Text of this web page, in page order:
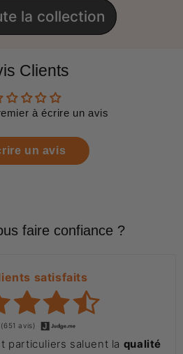
la collection
Clients
à écrire un avis
un avis
faire confiance ?
satisfaits
(651 avis)
particuliers saluent la qualité